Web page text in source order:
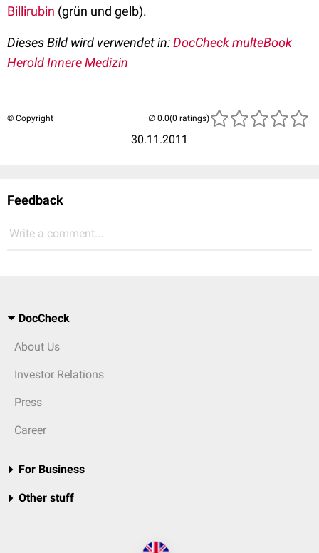
Billirubin (grün und gelb).
Dieses Bild wird verwendet in:DocCheck multeBook
Herold Innere Medizin
© Copyright
30.11.2011
(0 ratings)
Feedback
Write a comment...
DocCheck
About Us
Investor Relations
Press
Career
For Business
Other stuff